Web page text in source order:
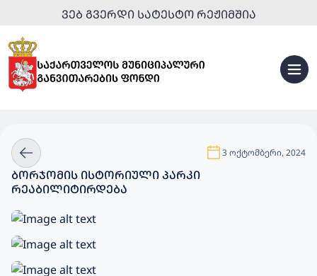
ᲕᲔᲑ ᲒᲕᲔᲠᲓᲘ ᲡᲐᲢᲔᲡᲢᲝ ᲠᲔᲟᲘᲛᲨᲘᲐ
3 ოქტომბერი, 2024
ᲑᲝᲠᲯᲝᲛᲘᲡ ᲘᲡᲢᲝᲠᲘᲣᲚᲘ ᲞᲐᲠᲙᲘ
ᲠᲔᲐᲑᲘᲚᲘᲢᲘᲠᲓᲔᲑᲐ